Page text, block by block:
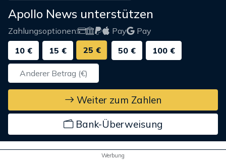
Apollo News unterstützen
Zahlungsoptionen: Pay
Pay
10 €
15 € 25 € 50 € 100 €
Weiter zum Zahlen
Bank-Überweisung
Werbung